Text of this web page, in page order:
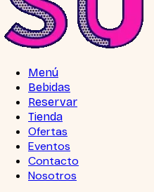
Menú
Bebidas
Reservar
Tienda
Ofertas
Eventos
Contacto
Nosotros